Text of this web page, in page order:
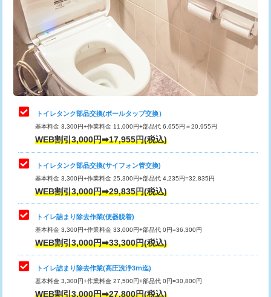
トイレタンク部品交換(ボールタップ交換）
基本料金 3,300円+作業料金 11,000円+部品代 6,655円＝20,955円
WEB割引3,000円➡17,955円(税込)
トイレタンク部品交換(サイフォン管交換)
基本料金 3,300円+作業料金 25,300円+部品代 4,235円=32,835円
WEB割引3,000円➡29,835円(税込)
トイレ詰まり除去作業(便器脱着)
基本料金 3,300円+作業料金 33,000円+部品代 0円=36,300円
WEB割引3,000円➡33,300円(税込)
トイレ詰まり除去作業(高圧洗浄3ⅿ迄)
基本料金 3,300円+作業料金 27,500円+部品代 0円=30,800円
WEB割引3,000円➡27,800円(税込)